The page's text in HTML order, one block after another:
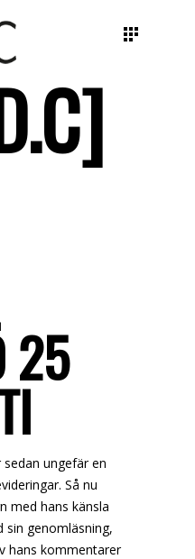
25
ungefär en
Så nu
med hans känsla
sin genomläsning,
hans kommentarer